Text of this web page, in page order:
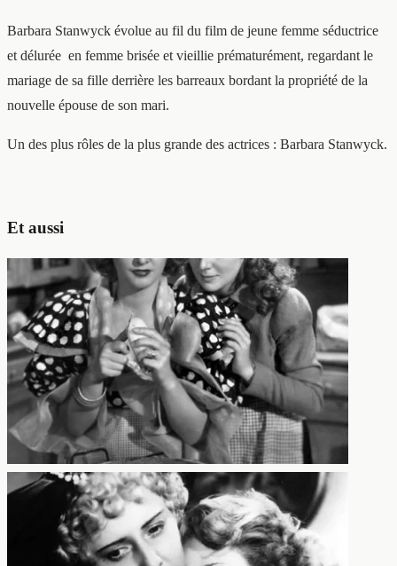
Barbara Stanwyck évolue au fil du film de jeune femme séductrice
et délurée en femme brisée et vieillie prématurément, regardant le
mariage de sa fille derrière les barreaux bordant la propriété de la
nouvelle épouse de son mari.
Un des plus rôles de la plus grande des actrices : Barbara Stanwyck.
Et aussi